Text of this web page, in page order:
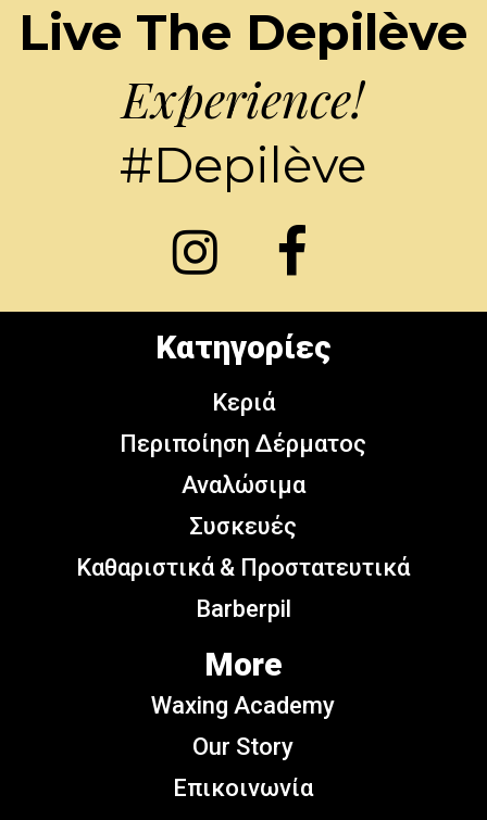
Live The Depilève
Experience!
#Depilève
Κατηγορίες
Κεριά
Περιποίηση Δέρματος
Αναλώσιμα
Συσκευές
Καθαριστικά & Προστατευτικά
Barberpil
More
Waxing Academy
Our Story
Επικοινωνία